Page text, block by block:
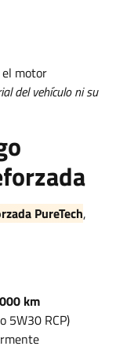
motor
del vehículo ni su
PureTech,
km
5W30 RCP)